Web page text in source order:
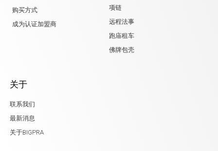
购买方式
成为认证加盟商
项链
远程法事
跑庙租车
佛牌包壳
关于
联系我们
最新消息
关于BIGPRA